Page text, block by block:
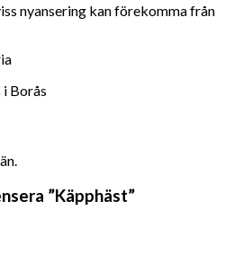
nyansering kan förekomma från
Borås
”Käpphäst”